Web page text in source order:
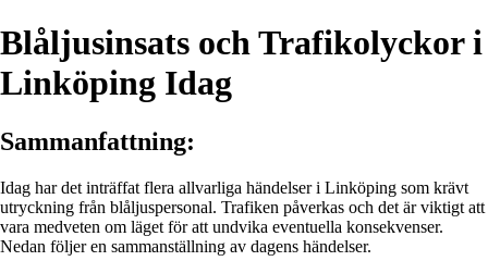
Blåljusinsats och Trafikolyckor i
Linköping Idag
Sammanfattning:
Idag har det inträffat flera allvarliga händelser i Linköping som krävt
utryckning från blåljuspersonal. Trafiken påverkas och det är viktigt att
vara medveten om läget för att undvika eventuella konsekvenser.
Nedan följer en sammanställning av dagens händelser.